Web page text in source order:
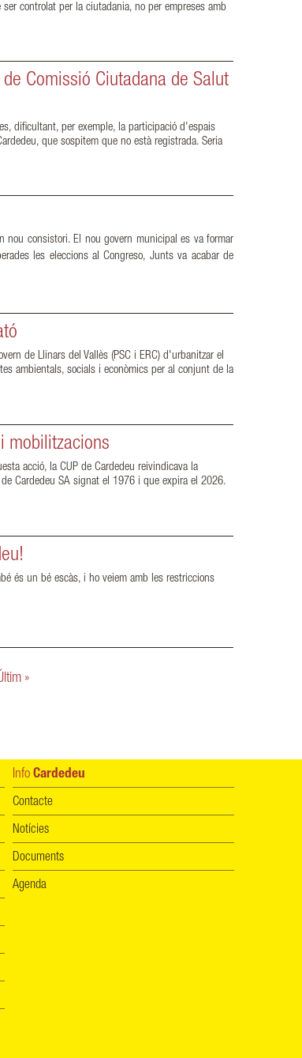
controlat per la ciutadania, no per empreses amb
Comissió Ciutadana de Salut
dificultant, per exemple, la participació d'espais
que sospitem que no està registrada. Seria
consistori. El nou govern municipal es va formar
les eleccions al Congreso, Junts va acabar de
de Llinars del Vallès (PSC i ERC) d'urbanitzar el
ambientals, socials i econòmics per al conjunt de la
mobilitzacions
acció, la CUP de Cardedeu reivindicava la
Cardedeu SA signat el 1976 i que expira el 2026.
és un bé escàs, i ho veiem amb les restriccions
»
Info Cardedeu
Contacte
Notícies
Documents
Agenda